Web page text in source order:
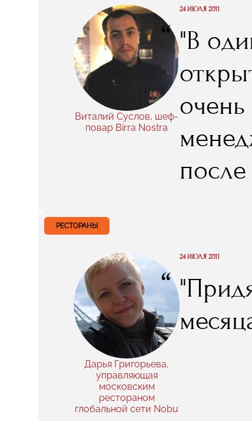
Виталий Суслов, шеф-
повар Birra Nostra
“
24 ИЮЛЯ 2011
"В
РЕСТОРАНЫ
Дарья Григорьева,
управляющая
московским
рестораном
глобальной сети Nobu
“
24 ИЮЛЯ 2011